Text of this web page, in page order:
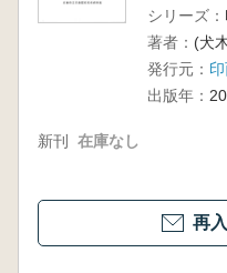
シリーズ：
著者： (犬
発行元：
出版年：
新刊 在庫なし
再